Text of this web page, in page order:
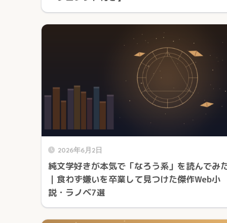
2026年6月2日
純文学好きが本気で「なろう系」を読んでみ
｜食わず嫌いを卒業して見つけた傑作Web小
説・ラノベ7選